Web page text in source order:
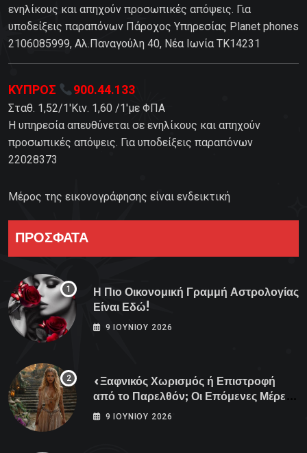
ενηλίκους και απηχούν προσωπικές απόψεις. Για
υποδείξεις παραπόνων Πάροχος Υπηρεσίας Planet phones
2106085999, Αλ.Παναγούλη 40, Νέα Ιωνία TK14231
ΚΥΠΡΟΣ 900.44.133
Σταθ. 1,52/1'Κιν. 1,60 /1'με ΦΠΑ
Η υπηρεσία απευθύνεται σε ενηλίκους και απηχούν
προσωπικές απόψεις. Για υποδείξεις παραπόνων
22028373
Μέρος της εικονογράφησης είναι ενδεικτική
ΠΡΟΣΦΑΤΑ
Η Πιο Οικονομική Γραμμή Αστρολογίας
Είναι Εδώ!
9 ΙΟΥΝΊΟΥ 2026
«Ξαφνικός Χωρισμός ή Επιστροφή
από το Παρελθόν; Οι Επόμενες Μέρες
Κρύβουν ΣΟΚ για αυτά τα Ζώδια»
9 ΙΟΥΝΊΟΥ 2026